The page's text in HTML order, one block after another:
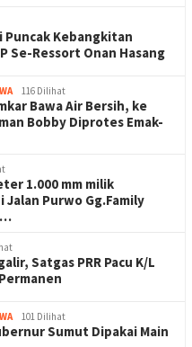
Puncak Kebangkitan
Se-Ressort Onan Hasang
116 Dilihat
Bawa Air Bersih, ke
Bobby Diprotes Emak-
1.000 mm milik
Purwo Gg.Family
…
Satgas PRR Pacu K/L
101 Dilihat
Sumut Dipakai Main